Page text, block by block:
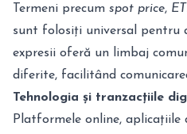
Termeni precum spot price,
sunt folosiți universal pentru
expresii oferă un limbaj
diferite, facilitând
Tehnologia și tranzacțiile
Platformele online,